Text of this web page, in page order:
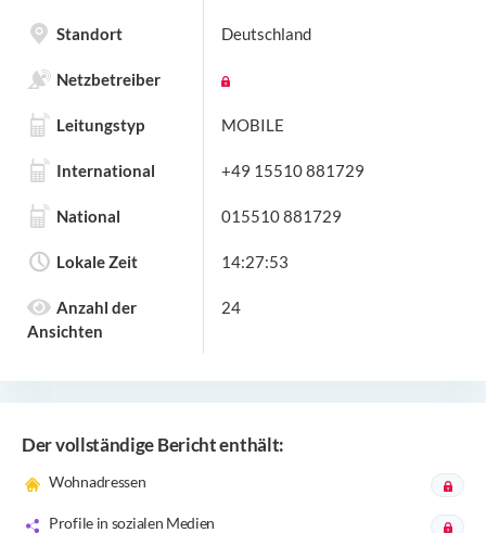
Standort Deutschland
Netzbetreiber
Leitungstyp MOBILE
International +49 15510 881729
National 015510 881729
Lokale Zeit 14:27:53
Anzahl der
Ansichten
24
Der vollständige Bericht enthält:
Wohnadressen
Profile in sozialen Medien